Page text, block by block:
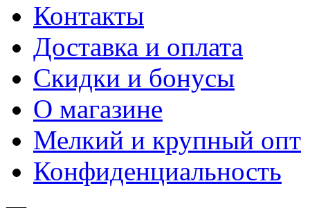
Контакты
Доставка и оплата
Скидки и бонусы
О магазине
Мелкий и крупный опт
Конфиденциальность